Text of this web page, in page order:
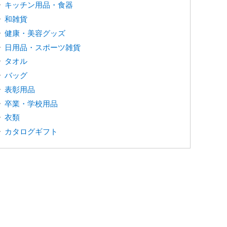
キッチン用品・食器
和雑貨
健康・美容グッズ
日用品・スポーツ雑貨
タオル
バッグ
表彰用品
卒業・学校用品
衣類
カタログギフト